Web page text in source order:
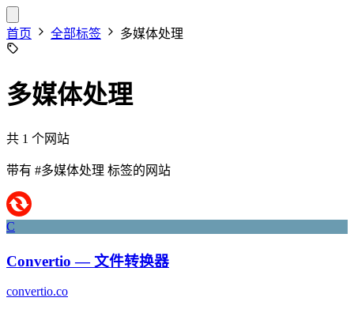
首页 全部标签 多媒体处理
多媒体处理
共 1 个网站
带有 #多媒体处理 标签的网站
C
Convertio — 文件转换器
convertio.co